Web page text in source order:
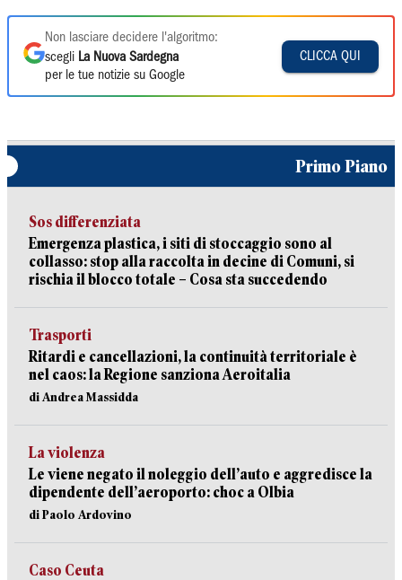
Non lasciare decidere l'algoritmo:
scegli La Nuova Sardegna
per le tue notizie su Google
CLICCA QUI
Primo Piano
Sos differenziata
Emergenza plastica, i siti di stoccaggio sono al
collasso: stop alla raccolta in decine di Comuni, si
rischia il blocco totale – Cosa sta succedendo
Trasporti
Ritardi e cancellazioni, la continuità territoriale è
nel caos: la Regione sanziona Aeroitalia
di Andrea Massidda
La violenza
Le viene negato il noleggio dell’auto e aggredisce la
dipendente dell’aeroporto: choc a Olbia
di Paolo Ardovino
Caso Ceuta